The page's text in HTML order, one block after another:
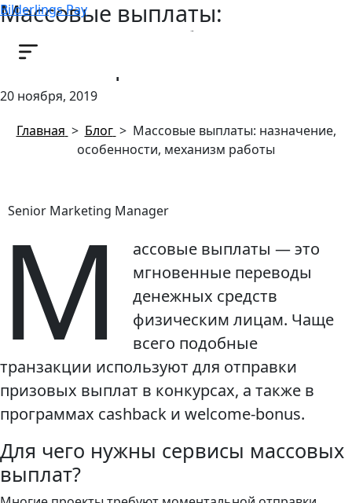
Bilderlings Pay
Массовые выплаты:
назначение, особенности,
механизм работы
20 ноября, 2019
Главная > Блог > Массовые выплаты: назначение,
особенности, механизм работы
Senior Marketing Manager
М
ассовые выплаты — это
мгновенные переводы
денежных средств
физическим лицам. Чаще
всего подобные
транзакции используют для отправки
призовых выплат в конкурсах, а также в
программах cashback и welcome-bonus.
Для чего нужны сервисы массовых
выплат?